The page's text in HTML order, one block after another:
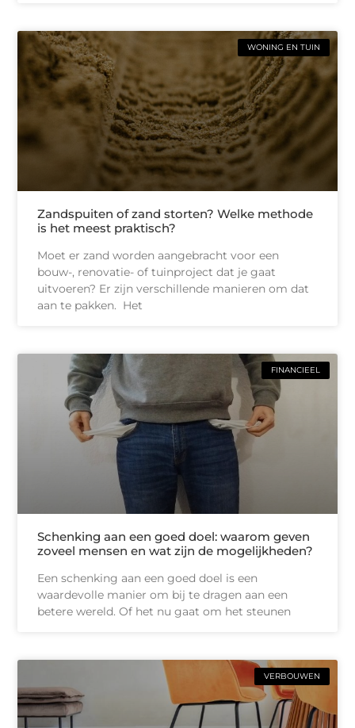
WONING EN TUIN
Zandspuiten of zand storten? Welke methode
is het meest praktisch?
Moet er zand worden aangebracht voor een
bouw-, renovatie- of tuinproject dat je gaat
uitvoeren? Er zijn verschillende manieren om dat
aan te pakken. Het
FINANCIEEL
Schenking aan een goed doel: waarom geven
zoveel mensen en wat zijn de mogelijkheden?
Een schenking aan een goed doel is een
waardevolle manier om bij te dragen aan een
betere wereld. Of het nu gaat om het steunen
VERBOUWEN